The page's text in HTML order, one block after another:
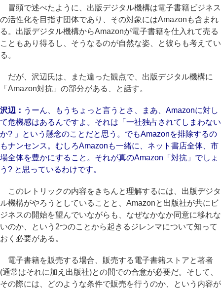
冒頭で述べたように、出版デジタル機構は電子書籍ビジネス
の活性化を目指す団体であり、その対象にはAmazonも含まれ
る。出版デジタル機構からAmazonが電子書籍を仕入れて売る
こともあり得るし、そうなるのが自然な姿、と彼らも考えてい
る。
だが、沢辺氏は、また違った観点で、出版デジタル機構に
「Amazon対抗」の部分がある、と話す。
沢辺： うーん、もうちょっと言うとさ、まあ、Amazonに対し
て危機感はあるんですよ。それは「一社独占されてしまわない
か? 」という懸念のことだと思う。でもAmazonを排除するの
もナンセンス。むしろAmazonも一緒に、ネット書店全体、市
場全体を豊かにすること。それが真のAmazon「対抗」でしょ
う? と思っているわけです。
このレトリックの内容をきちんと理解するには、出版デジタ
ル機構がやろうとしていることと、Amazonと出版社が共にビ
ジネスの開始を望んでいながらも、なぜなかなか同意に移れな
いのか、という2つのことから起きるジレンマについて知って
おく必要がある。
電子書籍を販売する場合、販売する電子書籍ストアと著者
(通常はそれに加え出版社)との間での合意が必要だ。そして、
その際には、どのような条件で販売を行うのか、という内容が